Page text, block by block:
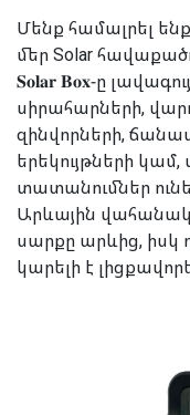
Մենք համալրել
մեր Solar
𝐒𝐨𝐥𝐚𝐫 𝐁𝐨𝐱-ը
սիրահարների,
զինվորների,
երեկույթների
տատանումներ
Արևային վահանակը
սարքը արևից, իսկ
կարելի է